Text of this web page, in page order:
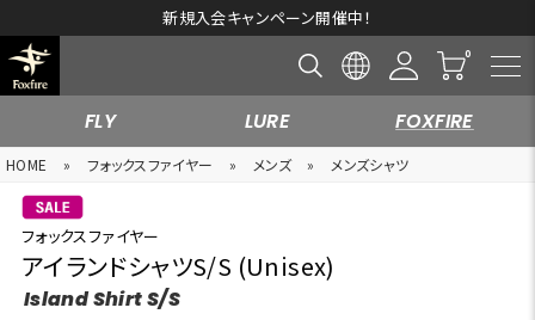
新規入会キャンペーン開催中！
FLY LURE FOXFIRE
HOME » フォックスファイヤー » メンズ » メンズシャツ
フォックスファイヤー
アイランドシャツS/S (Unisex)
Island Shirt S/S